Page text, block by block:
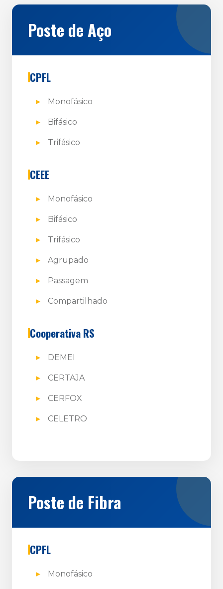
Poste de Aço
CPFL
Monofásico
Bifásico
Trifásico
CEEE
Monofásico
Bifásico
Trifásico
Agrupado
Passagem
Compartilhado
Cooperativa RS
DEMEI
CERTAJA
CERFOX
CELETRO
Poste de Fibra
CPFL
Monofásico